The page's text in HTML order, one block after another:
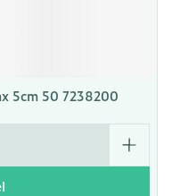
5cm 50 7238200